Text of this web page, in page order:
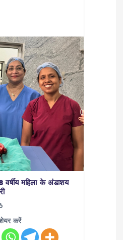
वर्षीय महिला के अंडाशय
करें